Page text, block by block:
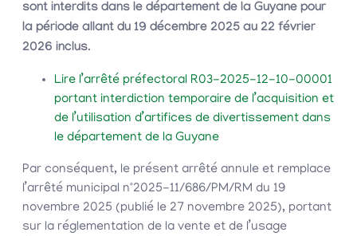
sont interdits dans le département de la Guyane pour
la période allant du 19 décembre 2025 au 22 février
2026 inclus.
Lire l’arrêté préfectoral R03-2025-12-10-00001
portant interdiction temporaire de l’acquisition et
de l’utilisation d’artifices de divertissement dans
le département de la Guyane
Par conséquent, le présent arrêté annule et remplace
l’arrêté municipal n°2025-11/686/PM/RM du 19
novembre 2025 (publié le 27 novembre 2025), portant
sur la réglementation de la vente et de l’usage